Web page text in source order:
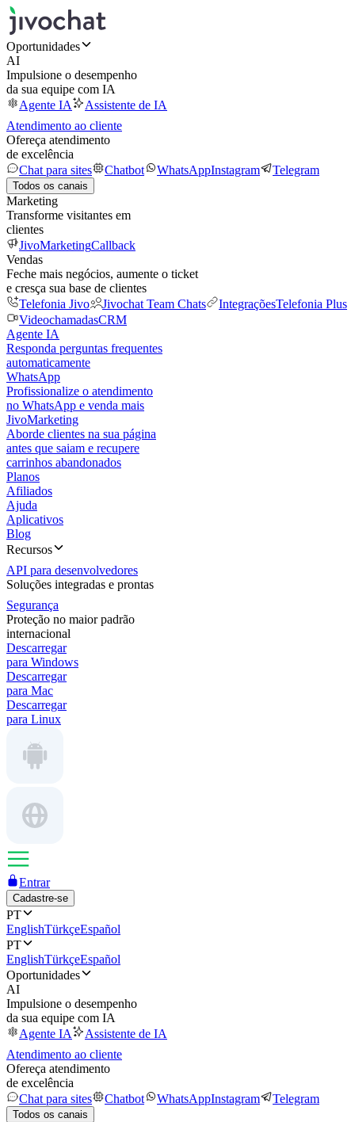
Oportunidades
AI
Impulsione o desempenho
da sua equipe com IA
Agente IA
Assistente de IA
Atendimento ao cliente
Ofereça atendimento
de excelência
Chat para sites
Chatbot WhatsAppInstagram Telegram
Todos os canais
Marketing
Transforme visitantes em
clientes
JivoMarketingCallback
Vendas
Feche mais negócios, aumente o ticket
e cresça sua base de clientes
Telefonia Jivo
Jivochat Team Chats IntegraçõesTelefonia Plus
VideochamadasCRM
Agente IA
Responda perguntas frequentes
automaticamente
WhatsApp
Profissionalize o atendimento
no WhatsApp e venda mais
JivoMarketing
Aborde clientes na sua página
antes que saiam e recupere
carrinhos abandonados
Planos
Afiliados
Ajuda
Aplicativos
Blog
Recursos
API para desenvolvedores
Soluções integradas e prontas
Segurança
Proteção no maior padrão
internacional
Descarregar
para Windows
Descarregar
para Mac
Descarregar
para Linux
Entrar
Cadastre-se
PT
EnglishTürkçeEspañol
PT
EnglishTürkçeEspañol
Oportunidades
AI
Impulsione o desempenho
da sua equipe com IA
Agente IA
Assistente de IA
Atendimento ao cliente
Ofereça atendimento
de excelência
Chat para sites
Chatbot WhatsAppInstagram Telegram
Todos os canais